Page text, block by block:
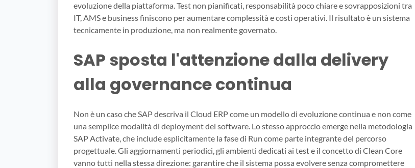
evoluzione della piattaforma. Test non pianificati, responsabilità poco chiare e sovrapposizioni tra
IT, AMS e business finiscono per aumentare complessità e costi operativi. Il risultato è un sistema
tecnicamente in produzione, ma non realmente governato.
SAP sposta l'attenzione dalla delivery
alla governance continua
Non è un caso che SAP descriva il Cloud ERP come un modello di evoluzione continua e non come
una semplice modalità di deployment del software. Lo stesso approccio emerge nella metodologia
SAP Activate, che include esplicitamente la fase di Run come parte integrante del percorso
progettuale. Gli aggiornamenti periodici, gli ambienti dedicati ai test e il concetto di Clean Core
vanno tutti nella stessa direzione: garantire che il sistema possa evolvere senza compromettere